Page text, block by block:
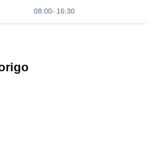
08:00- 16:30